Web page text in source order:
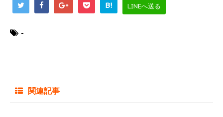
B! LINEへ送る
-
関連記事